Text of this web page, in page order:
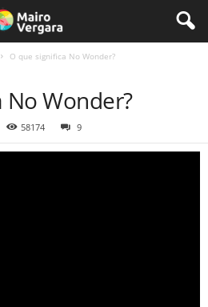
O que significa No Wonder?
No Wonder?
58174 9